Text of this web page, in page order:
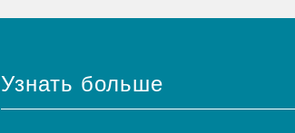
Узнать больше